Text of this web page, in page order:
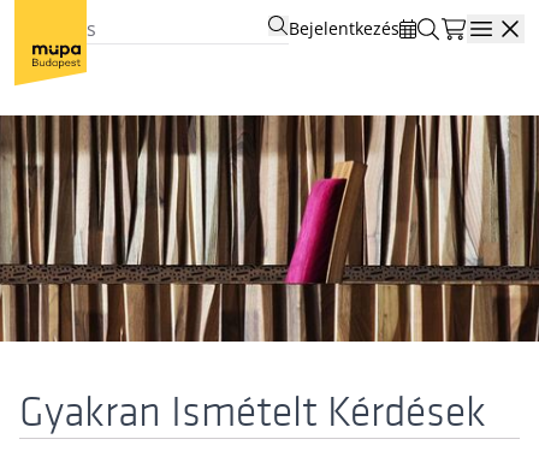
Bejelentkezés
Gyakran Ismételt Kérdések